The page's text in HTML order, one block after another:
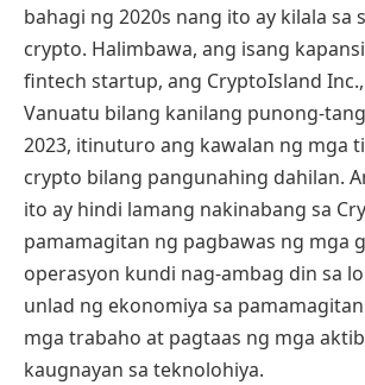
bahagi ng 2020s nang ito ay kilala sa
crypto. Halimbawa, ang isang
fintech startup, ang CryptoIsland
Vanuatu bilang kanilang punong-
2023, itinuturo ang kawalan ng mga
crypto bilang pangunahing dahilan.
ito ay hindi lamang nakinabang sa
pamamagitan ng pagbawas ng mga
operasyon kundi nag-ambag din sa
unlad ng ekonomiya sa
mga trabaho at pagtaas ng mga
kaugnayan sa teknolohiya.